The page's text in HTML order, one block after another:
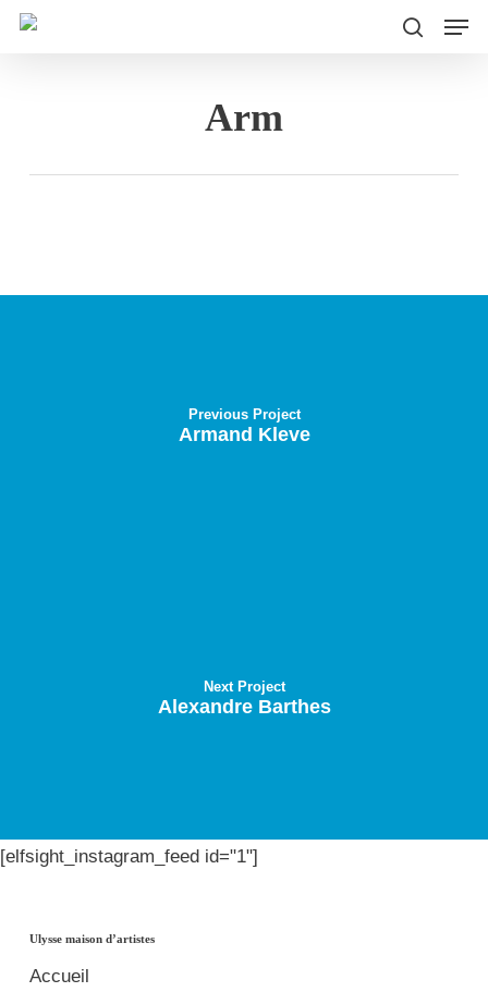
Skip
Arm
Previous Project
Armand Kleve
Next Project
Alexandre Barthes
[elfsight_instagram_feed id="1"]
Ulysse maison d’artistes
Accueil